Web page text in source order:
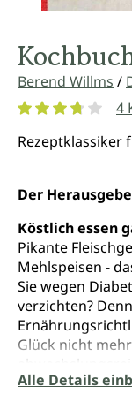
Berend Willms /
4
Rezeptklassiker
Der
Köstlich essen
Pikante
Mehlspeisen -
Sie wegen
verzichten?
Glück nicht
Ihnen, dass sich
Alle Details